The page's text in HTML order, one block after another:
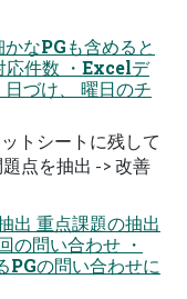
なPGも含めると
応件数 ・Excelデ
づけ、 曜日のチ
トシートに残して
点を抽出 -> 改善
出 重点課題の抽出
の問い合わせ ・
の問い合わせに